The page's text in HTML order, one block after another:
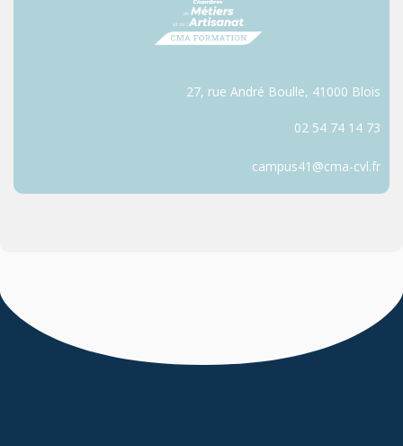
27, rue André Boulle, 41000 Blois
02 54 74 14 73
campus41@cma-cvl.fr